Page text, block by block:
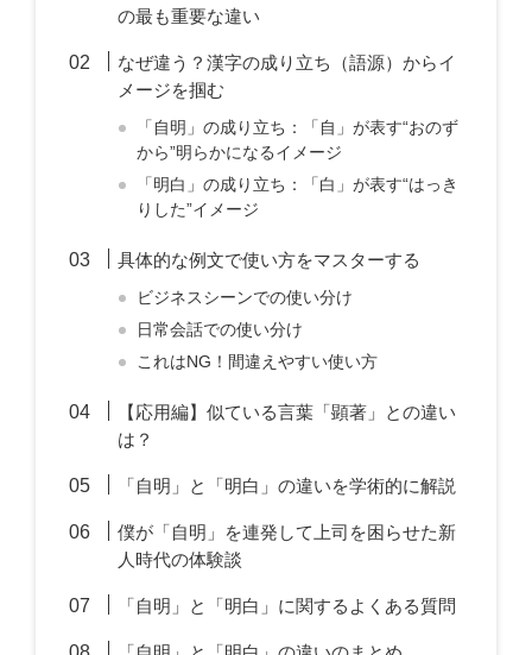
の最も重要な違い
なぜ違う？漢字の成り立ち（語源）からイ
メージを掴む
「自明」の成り立ち：「自」が表す“おのず
から”明らかになるイメージ
「明白」の成り立ち：「白」が表す“はっき
りした”イメージ
具体的な例文で使い方をマスターする
ビジネスシーンでの使い分け
日常会話での使い分け
これはNG！間違えやすい使い方
【応用編】似ている言葉「顕著」との違い
は？
「自明」と「明白」の違いを学術的に解説
僕が「自明」を連発して上司を困らせた新
人時代の体験談
「自明」と「明白」に関するよくある質問